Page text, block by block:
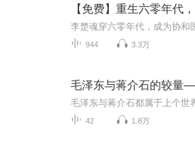
944 3.3万
毛泽东与蒋介石的较量
42 1.8万